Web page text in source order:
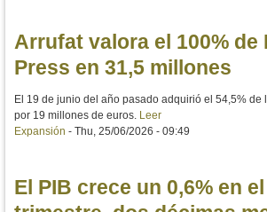
Arrufat valora el 100% de
Press en 31,5 millones
El 19 de junio del año pasado adquirió el 54,5% de
por 19 millones de euros. Leer
Expansión - Thu, 25/06/2026 - 09:49
El PIB crece un 0,6% en